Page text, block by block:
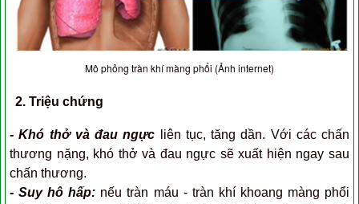
Mô phỏng tràn khí màng phổi (Ảnh internet)
2. Triệu chứng
- Khó thở và đau ngực liên tục, tăng dần. Với các chấn
thương nặng, khó thở và đau ngực sẽ xuất hiện ngay sau
chấn thương.
- Suy hô hấp: nếu tràn máu - tràn khí khoang màng phổi